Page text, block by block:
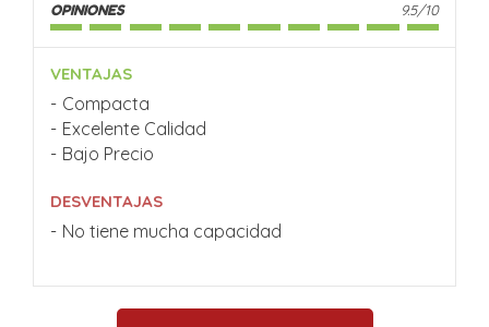
OPINIONES 9.5/10
VENTAJAS
Compacta
Excelente Calidad
Bajo Precio
DESVENTAJAS
No tiene mucha capacidad